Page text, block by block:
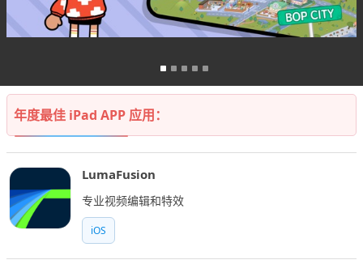
年度最佳 iPad APP 应用：
LumaFusion
专业视频编辑和特效
iOS